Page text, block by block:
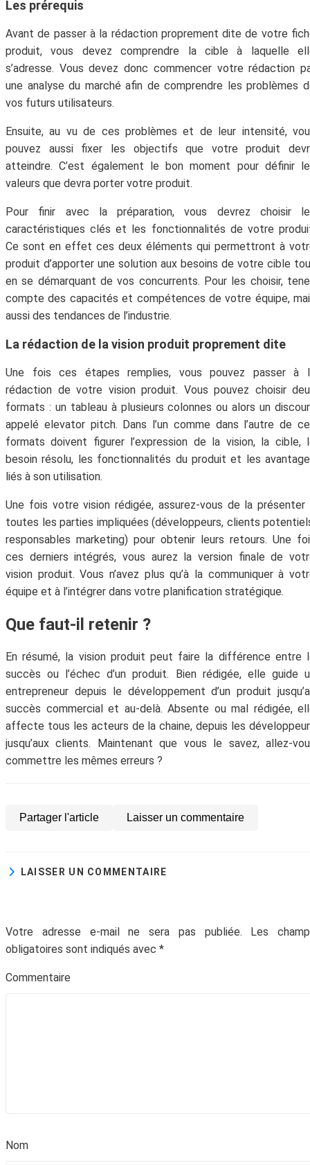
Les prérequis
Avant de passer à la rédaction proprement dite de votre
produit, vous devez comprendre la cible à laquelle
s’adresse. Vous devez donc commencer votre rédaction
une analyse du marché afin de comprendre les problèmes
vos futurs utilisateurs.
Ensuite, au vu de ces problèmes et de leur intensité,
pouvez aussi fixer les objectifs que votre produit
atteindre. C’est également le bon moment pour définir
valeurs que devra porter votre produit.
Pour finir avec la préparation, vous devrez choisir
caractéristiques clés et les fonctionnalités de votre
Ce sont en effet ces deux éléments qui permettront à
produit d’apporter une solution aux besoins de votre cible
en se démarquant de vos concurrents. Pour les choisir,
compte des capacités et compétences de votre équipe,
aussi des tendances de l’industrie.
La rédaction de la vision produit proprement dite
Une fois ces étapes remplies, vous pouvez passer à
rédaction de votre vision produit. Vous pouvez choisir
formats : un tableau à plusieurs colonnes ou alors un
appelé elevator pitch. Dans l’un comme dans l’autre de
formats doivent figurer l’expression de la vision, la cible,
besoin résolu, les fonctionnalités du produit et les
liés à son utilisation.
Une fois votre vision rédigée, assurez-vous de la présenter
toutes les parties impliquées (développeurs, clients
responsables marketing) pour obtenir leurs retours. Une
ces derniers intégrés, vous aurez la version finale de
vision produit. Vous n’avez plus qu’à la communiquer à
équipe et à l’intégrer dans votre planification stratégique.
Que faut-il retenir ?
En résumé, la vision produit peut faire la différence entre
succès ou l’échec d’un produit. Bien rédigée, elle guide
entrepreneur depuis le développement d’un produit
succès commercial et au-delà. Absente ou mal rédigée,
affecte tous les acteurs de la chaine, depuis les
jusqu’aux clients. Maintenant que vous le savez, allez-
commettre les mêmes erreurs ?
Partager l'article Laisser un commentaire
LAISSER UN COMMENTAIRE
Votre adresse e-mail ne sera pas publiée.
Les
obligatoires sont indiqués avec *
Commentaire
Nom